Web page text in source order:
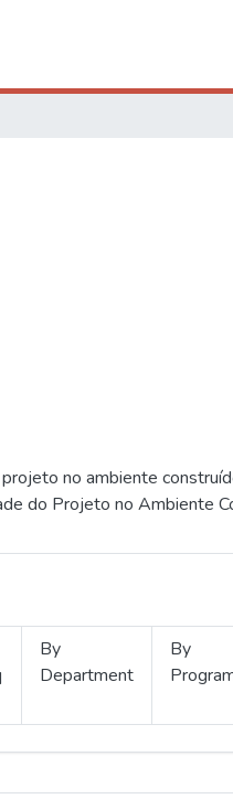
no ambiente
do Projeto no Ambiente
By
Department
By